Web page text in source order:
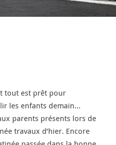
tout est prêt pour
les enfants demain…
parents présents lors de
travaux d’hier. Encore